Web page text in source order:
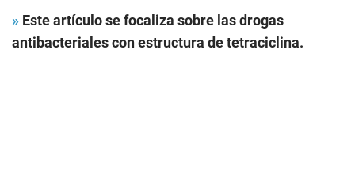
» Este artículo se focaliza sobre las drogas
antibacteriales con estructura de tetraciclina.